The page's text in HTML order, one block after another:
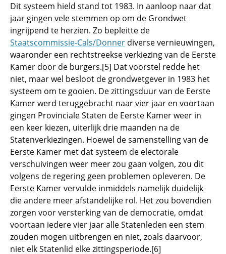
Dit systeem hield stand tot 1983. In aanloop naar dat
jaar gingen vele stemmen op om de Grondwet
ingrijpend te herzien. Zo bepleitte de
Staatscommissie-Cals/Donner diverse vernieuwingen,
waaronder een rechtstreekse verkiezing van de Eerste
Kamer door de burgers.[5] Dat voorstel redde het
niet, maar wel besloot de grondwetgever in 1983 het
systeem om te gooien. De zittingsduur van de Eerste
Kamer werd teruggebracht naar vier jaar en voortaan
gingen Provinciale Staten de Eerste Kamer weer in
een keer kiezen, uiterlijk drie maanden na de
Statenverkiezingen. Hoewel de samenstelling van de
Eerste Kamer met dat systeem de electorale
verschuivingen weer meer zou gaan volgen, zou dit
volgens de regering geen problemen opleveren. De
Eerste Kamer vervulde inmiddels namelijk duidelijk
die andere meer afstandelijke rol. Het zou bovendien
zorgen voor versterking van de democratie, omdat
voortaan iedere vier jaar alle Statenleden een stem
zouden mogen uitbrengen en niet, zoals daarvoor,
niet elk Statenlid elke zittingsperiode.[6]